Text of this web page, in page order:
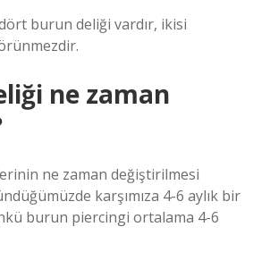
burun deliği vardır, ikisi
ne zaman
ne zaman değiştirilmesi
karşımıza 4-6 aylık bir
burun piercingi ortalama 4-6